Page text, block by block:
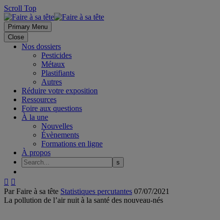
Scroll Top
Primary Menu
Close
Nos dossiers
Pesticides
Métaux
Plastifiants
Autres
Réduire votre exposition
Ressources
Foire aux questions
À la une
Nouvelles
Évènements
Formations en ligne
À propos
 
Par Faire à sa tête Statistiques percutantes 07/07/2021
La pollution de l’air nuit à la santé des nouveau-nés